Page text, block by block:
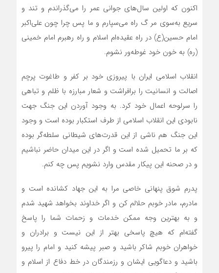
اکنون که اولین سال‌های جوانی عمر را می‌گذراندم و تند و
سریع به‌سوی مر گ راه می‌سپارم و ما پس چرا چون علی‌اکبر
امام حسین(ع) در راه عقیده‌ام اسلام و راه رهبرم امام خمینی
(ره) به خون خود غوطه‌ور نشوم.
انقلاب اسلامی ایران با پیروزی خود بر کفر و طاغوت پرچم
اصالت و انسانیت را برافراشت و شعار مبارزه با ظلم و تباهی
را سرلوحه اعمال خود کرد. به وجود آوردن این جنگ جهت
نابودی این انقلاب اسلامی از طرف استکبار بوده است و وجود
این جنگ هم ناشی از این قدرت‌های شیطانی سلطه‌گر بوده
که بر ما تحمیل شده است و اگر در این میدان حاضر نباشیم
و در صحنه این پیکار مقدس وارد نشویم پس چه کنم.
پدرم شوق پنهانی خاصی مرا به این جهاد کشانده است و
مادرم، مادر خوبم حلالم کن و اگر خداوند بخواهد شهید شدم
و به بهترین وجه ممکن خدمات و زحمات شما را پاسخ
گفته‌ام که هیچ پاسخی بهتر از این نیست و برادران‌ و
خواهران خوبم شاکر باشید و صبر پیشه کنید و امام را پیرو
باشید و دعاگویی ایشان و رزمندگان در خط دفاع از اسلام و